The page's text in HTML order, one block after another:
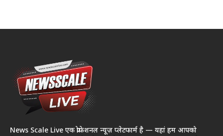
News Scale Live एक प्रोफेशनल न्यूज़ प्लेटफार्म है — यहां हम आपको